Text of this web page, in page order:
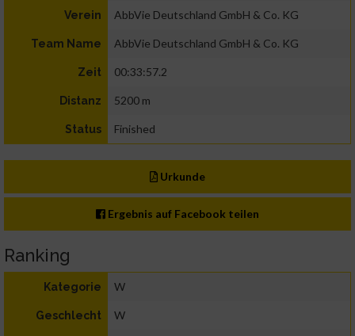
Verein AbbVie Deutschland GmbH & Co. KG
Team Name AbbVie Deutschland GmbH & Co. KG
Zeit 00:33:57.2
Distanz 5200 m
Status Finished
Urkunde
Ergebnis auf Facebook teilen
Ranking
Kategorie W
Geschlecht W